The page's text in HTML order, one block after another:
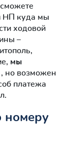
НП куда мы
ходовой
–
мы
но возможен
платежа
номеру